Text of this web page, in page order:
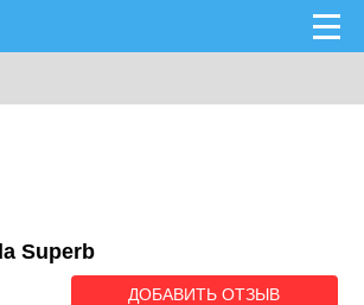
Superb
ДОБАВИТЬ ОТЗЫВ